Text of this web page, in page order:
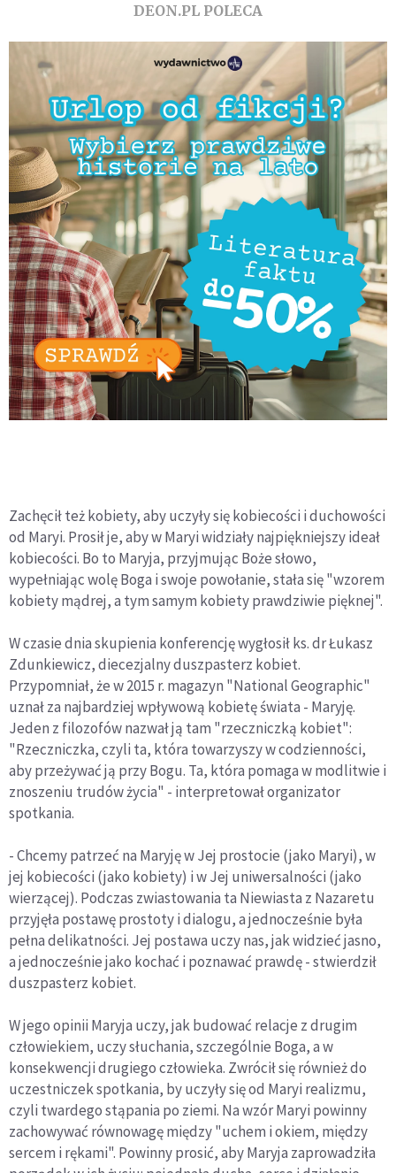
DEON.PL POLECA
Zachęcił też kobiety, aby uczyły się kobiecości i duchowości
od Maryi. Prosił je, aby w Maryi widziały najpiękniejszy ideał
kobiecości. Bo to Maryja, przyjmując Boże słowo,
wypełniając wolę Boga i swoje powołanie, stała się "wzorem
kobiety mądrej, a tym samym kobiety prawdziwie pięknej".
W czasie dnia skupienia konferencję wygłosił ks. dr Łukasz
Zdunkiewicz, diecezjalny duszpasterz kobiet.
Przypomniał, że w 2015 r. magazyn "National Geographic"
uznał za najbardziej wpływową kobietę świata - Maryję.
Jeden z filozofów nazwał ją tam "rzeczniczką kobiet":
"Rzeczniczka, czyli ta, która towarzyszy w codzienności,
aby przeżywać ją przy Bogu. Ta, która pomaga w modlitwie i
znoszeniu trudów życia" - interpretował organizator
spotkania.
- Chcemy patrzeć na Maryję w Jej prostocie (jako Maryi), w
jej kobiecości (jako kobiety) i w Jej uniwersalności (jako
wierzącej). Podczas zwiastowania ta Niewiasta z Nazaretu
przyjęła postawę prostoty i dialogu, a jednocześnie była
pełna delikatności. Jej postawa uczy nas, jak widzieć jasno,
a jednocześnie jako kochać i poznawać prawdę - stwierdził
duszpasterz kobiet.
W jego opinii Maryja uczy, jak budować relacje z drugim
człowiekiem, uczy słuchania, szczególnie Boga, a w
konsekwencji drugiego człowieka. Zwrócił się również do
uczestniczek spotkania, by uczyły się od Maryi realizmu,
czyli twardego stąpania po ziemi. Na wzór Maryi powinny
zachowywać równowagę między "uchem i okiem, między
sercem i rękami". Powinny prosić, aby Maryja zaprowadziła